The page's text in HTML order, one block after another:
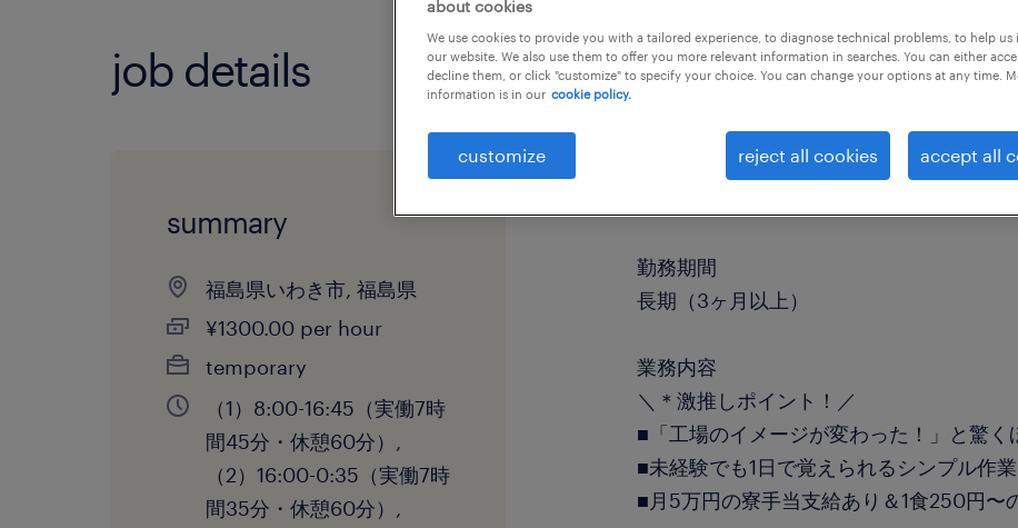
job details
summary
福島県いわき市, 福島県
¥1300.00 per hour
temporary
（1）8:00-16:45（実働7時
間45分・休憩60分）,
（2）16:00-0:35（実働7時
間35分・休憩60分）,
勤務期間
長期（3ヶ月以上）
業務内容
＼＊激推しポイント！／
■「工場のイメージが変わった！」と驚く
■未経験でも1日で覚えられるシンプル作業
■月5万円の寮手当支給あり＆1食250円〜
about cookies
We use cookies to provide you with a tailored experience, to diagnose technical problems, to help us
our website. We also use them to offer you more relevant information in searches. You can either
decline them, or click "customize" to specify your choice. You can change your options at any time.
information is in our cookie policy.
customize reject all cookies accept all